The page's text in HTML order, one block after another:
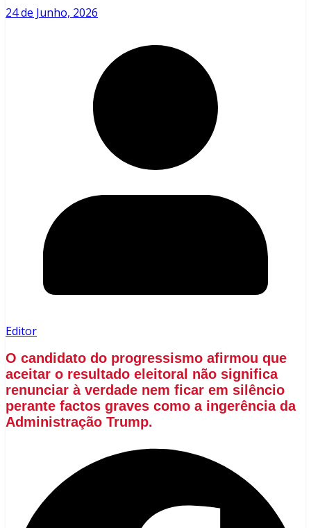
24 de Junho, 2026
Editor
O candidato do progressismo afirmou que
aceitar o resultado eleitoral não significa
renunciar à verdade nem ficar em silêncio
perante factos graves como a ingerência da
Administração Trump.